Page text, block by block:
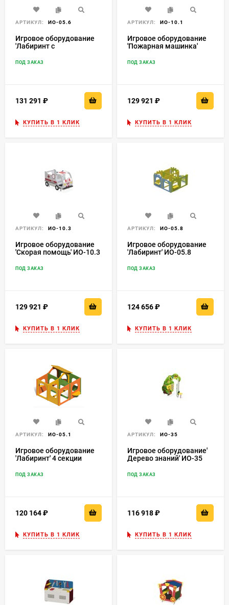
АРТИКУЛ: ИО-05.6
Игровое оборудование
'Лабиринт с
секции ИО-05.6
ПОД ЗАКАЗ
131 291
КУПИТЬ В 1 КЛИК
АРТИКУЛ: ИО-10.1
Игровое оборудование
'Пожарная машинка'
ПОД ЗАКАЗ
129 921
КУПИТЬ В 1 КЛИК
АРТИКУЛ: ИО-10.3
Игровое оборудование
'Скорая помощь' ИО-10.3
ПОД ЗАКАЗ
129 921
КУПИТЬ В 1 КЛИК
АРТИКУЛ: ИО-05.8
Игровое оборудование
'Лабиринт' ИО-05.8
ПОД ЗАКАЗ
124 656
КУПИТЬ В 1 КЛИК
АРТИКУЛ: ИО-05.1
Игровое оборудование
'Лабиринт' 4 секции
ПОД ЗАКАЗ
120 164
КУПИТЬ В 1 КЛИК
АРТИКУЛ: ИО-35
Игровое оборудование'
Дерево знаний' ИО-35
ПОД ЗАКАЗ
116 918
КУПИТЬ В 1 КЛИК